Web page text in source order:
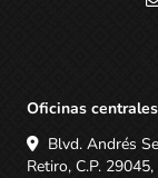
Oficinas
Blvd. Andrés
Retiro, C.P.